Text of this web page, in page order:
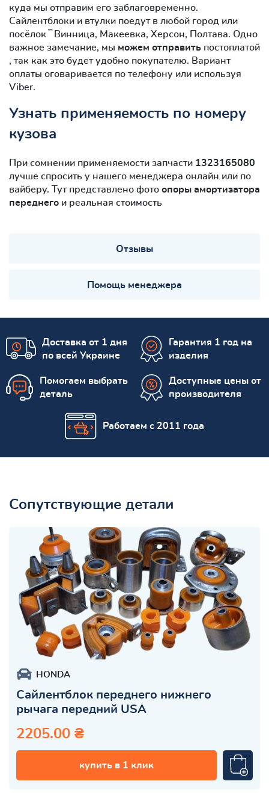
куда мы отправим его заблаговременно.
Сайлентблоки и втулки поедут в любой город или
посёлок ‾ Винница, Макеевка, Херсон, Полтава. Одно
важное замечание, мы можем отправить постоплатой
, так как это будет удобно покупателю. Вариант
оплаты оговаривается по телефону или используя
Viber.
Узнать применяемость по номеру
кузова
При сомнении применяемости запчасти 1323165080
лучше спросить у нашего менеджера онлайн или по
вайберу. Тут представлено фото опоры амортизатора
переднего и реальная стоимость
Отзывы
Помощь менеджера
Доставка от 1 дня
по всей Украине
Гарантия 1 год на
изделия
Помогаем выбрать
деталь
Доступные цены от
производителя
Работаем с 2011 года
Сопутствующие детали
HONDA
Сайлентблок переднего нижнего
рычага передний USA
2205.00 ₴
купить в 1 клик